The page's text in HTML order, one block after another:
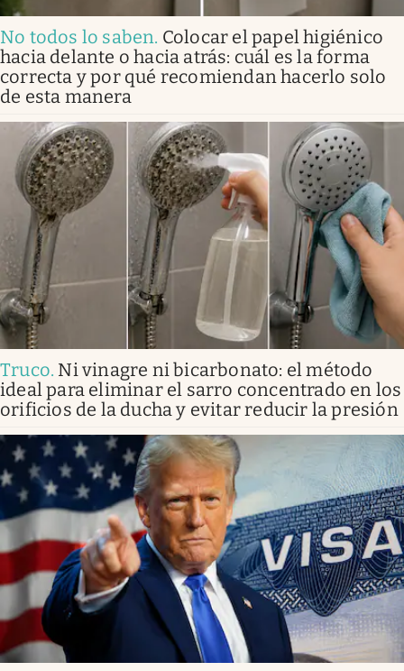
No todos lo saben. Colocar el papel higiénico
hacia delante o hacia atrás: cuál es la forma
correcta y por qué recomiendan hacerlo solo
de esta manera
Truco. Ni vinagre ni bicarbonato: el método
ideal para eliminar el sarro concentrado en los
orificios de la ducha y evitar reducir la presión